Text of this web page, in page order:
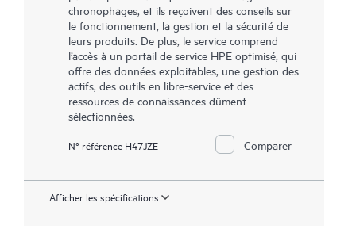
chronophages, et ils reçoivent des conseils sur
le fonctionnement, la gestion et la sécurité de
leurs produits. De plus, le service comprend
l’accès à un portail de service HPE optimisé, qui
offre des données exploitables, une gestion des
actifs, des outils en libre-service et des
ressources de connaissances dûment
sélectionnées.
N° référence H47JZE Comparer
Afficher les spécifications